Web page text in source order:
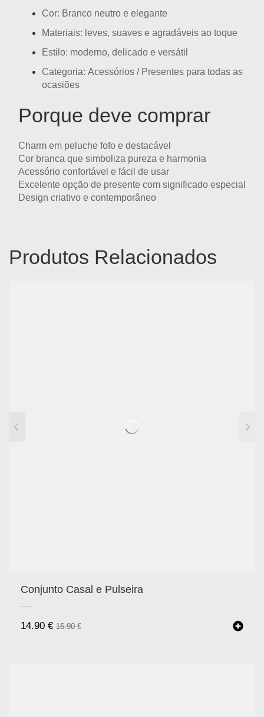
Cor: Branco neutro e elegante
Materiais: leves, suaves e agradáveis ao toque
Estilo: moderno, delicado e versátil
Categoria: Acessórios / Presentes para todas as
ocasiões
Porque deve comprar
Charm em peluche fofo e destacável
Cor branca que simboliza pureza e harmonia
Acessório confortável e fácil de usar
Excelente opção de presente com significado especial
Design criativo e contemporâneo
Produtos Relacionados
Conjunto Casal e Pulseira
16.90€
14.90 €